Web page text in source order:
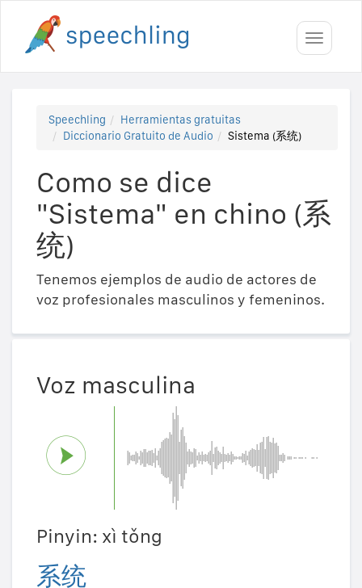
Toggle
Speechling
Herramientas gratuitas
Diccionario Gratuito de Audio
Sistema (系统)
Como se dice
"Sistema" en chino (系
统)
Tenemos ejemplos de audio de actores de
voz profesionales masculinos y femeninos.
Voz masculina
Pinyin: xì tǒng
系统